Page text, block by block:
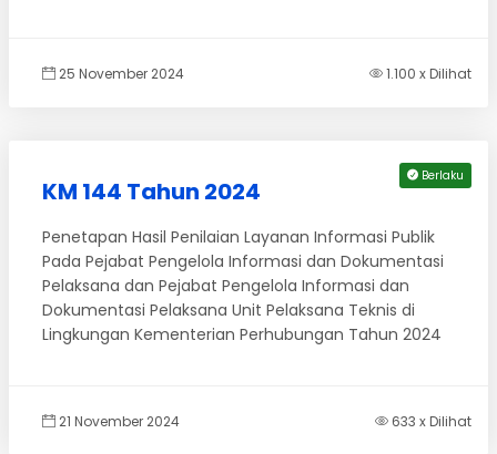
25 November 2024 1.100 x Dilihat
Berlaku
KM 144 Tahun 2024
Penetapan Hasil Penilaian Layanan Informasi Publik
Pada Pejabat Pengelola Informasi dan Dokumentasi
Pelaksana dan Pejabat Pengelola Informasi dan
Dokumentasi Pelaksana Unit Pelaksana Teknis di
Lingkungan Kementerian Perhubungan Tahun 2024
21 November 2024 633 x Dilihat